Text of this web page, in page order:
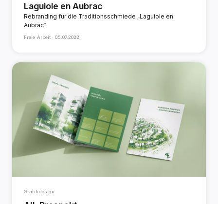
Laguiole en Aubrac
Rebranding für die Traditionsschmiede „Laguiole en
Aubrac“.
Freie Arbeit ·05.07.2022
Grafikdesign